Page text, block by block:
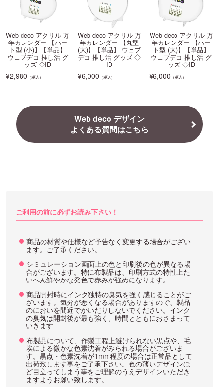
Web deco アクリル 万
年カレンダー 【ハー
ト型 (小)】【単品】
ウェブデコ 推し活 グ
ッズ ◇ID
¥2,980 （税込）
Web deco アクリル 万
年カレンダー 【丸型
(大)】【単品】 ウェブ
デコ 推し活 グッズ ◇
ID
¥6,000 （税込）
Web deco アクリル 万
年カレンダー 【ハー
ト型 (大)】【単品】
ウェブデコ 推し活 グ
ッズ ◇ID
¥6,000 （税込）
Web deco デザイン
よくある質問はこちら
ご利用の前に必ずお読み下さい！
商品の材質や仕様など予告なく変更する場合がござい
ます。ご了承ください。
シミュレーション画面上の色と印刷後の色が異なる場
合がございます。特に布製品は、印刷方式の特性上た
いへん鮮やかな発色で赤みが強めになります。
商品開封時にインク独特の臭気を強く感じることがご
ざいます。気分が悪くなる場合がありますので、製品
のにおいを間近でかいだりしないでください。インク
の臭気は開封後が最も強く、時間とともにおさまって
いきます
布製品について、作製工程上避けられない黒点や、毛
埃による微かな色素沈着がみられる場合がございま
す。黒点・色素沈着が1mm程度の場合は正常品として
出荷致します事をご了承下さい。色の薄いデザインほ
ど目立ってしまう事をご理解のうえデザインいただき
ますようお願い致します。